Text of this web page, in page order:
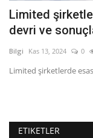
Limited
devri ve
Bilgi Kas 13, 2024 0
Limited şirketlerde
ETIKETLER